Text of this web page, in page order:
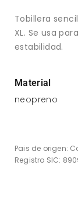
Tobillera
XL. Se usa
estabilidad.
Material
neopreno
Pais de origen:
Registro SIC: